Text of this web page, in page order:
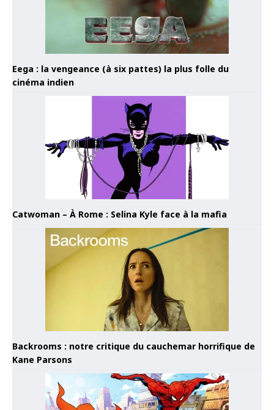
Eega : la vengeance (à six pattes) la plus folle du
cinéma indien
Catwoman – À Rome : Selina Kyle face à la mafia
Backrooms : notre critique du cauchemar horrifique de
Kane Parsons